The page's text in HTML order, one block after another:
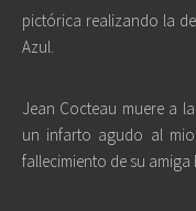
pictórica realizando la
Azul.
Jean Cocteau muere a
un infarto agudo al
fallecimiento de su amiga